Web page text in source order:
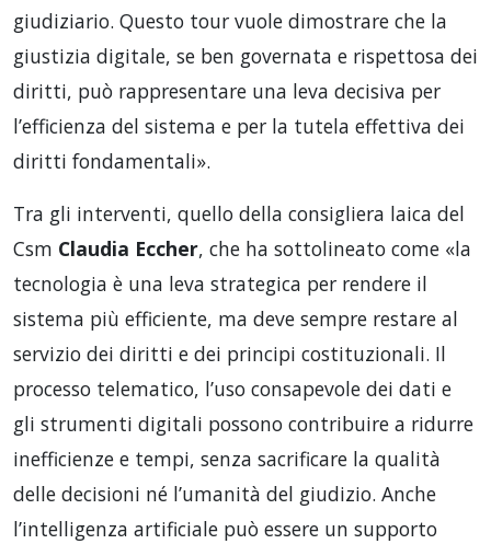
giudiziario. Questo tour vuole dimostrare che la
giustizia digitale, se ben governata e rispettosa dei
diritti, può rappresentare una leva decisiva per
l’efficienza del sistema e per la tutela effettiva dei
diritti fondamentali».
Tra gli interventi, quello della consigliera laica del
Csm Claudia Eccher, che ha sottolineato come «la
tecnologia è una leva strategica per rendere il
sistema più efficiente, ma deve sempre restare al
servizio dei diritti e dei principi costituzionali. Il
processo telematico, l’uso consapevole dei dati e
gli strumenti digitali possono contribuire a ridurre
inefficienze e tempi, senza sacrificare la qualità
delle decisioni né l’umanità del giudizio. Anche
l’intelligenza artificiale può essere un supporto